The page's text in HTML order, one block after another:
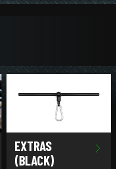
EXTRAS
(BLACK)